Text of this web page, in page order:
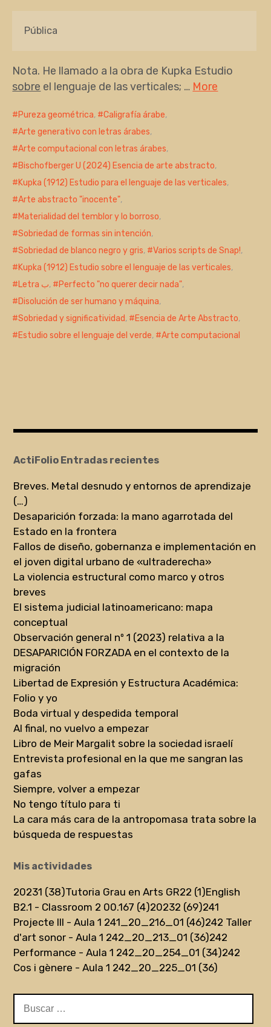
Pública
Nota. He llamado a la obra de Kupka Estudio
sobre el lenguaje de las verticales; … More
Pureza geométrica, Caligrafía árabe,
Arte generativo con letras árabes,
Arte computacional con letras árabes,
Bischofberger U (2024) Esencia de arte abstracto,
Kupka (1912) Estudio para el lenguaje de las verticales,
Arte abstracto "inocente",
Materialidad del temblor y lo borroso,
Sobriedad de formas sin intención,
Sobriedad de blanco negro y gris, Varios scripts de Snap!,
Kupka (1912) Estudio sobre el lenguaje de las verticales,
Letra ﺏ, Perfecto "no querer decir nada",
Disolución de ser humano y máquina,
Sobriedad y significatividad, Esencia de Arte Abstracto,
Estudio sobre el lenguaje del verde, Arte computacional
ActiFolio Entradas recientes
Breves. Metal desnudo y entornos de aprendizaje
(…)
Desaparición forzada: la mano agarrotada del
Estado en la frontera
Fallos de diseño, gobernanza e implementación en
el joven digital urbano de «ultraderecha»
La violencia estructural como marco y otros
breves
El sistema judicial latinoamericano: mapa
conceptual
Observación general nº 1 (2023) relativa a la
DESAPARICIÓN FORZADA en el contexto de la
migración
Libertad de Expresión y Estructura Académica:
Folio y yo
Boda virtual y despedida temporal
Al final, no vuelvo a empezar
Libro de Meir Margalit sobre la sociedad israelí
Entrevista profesional en la que me sangran las
gafas
Siempre, volver a empezar
No tengo título para ti
La cara más cara de la antropomasa trata sobre la
búsqueda de respuestas
Mis actividades
20231 (38)Tutoria Grau en Arts GR22 (1)English
B2.1 - Classroom 2 00.167 (4)20232 (69)241
Projecte III - Aula 1 241_20_216_01 (46)242 Taller
d'art sonor - Aula 1 242_20_213_01 (36)242
Performance - Aula 1 242_20_254_01 (34)242
Cos i gènere - Aula 1 242_20_225_01 (36)